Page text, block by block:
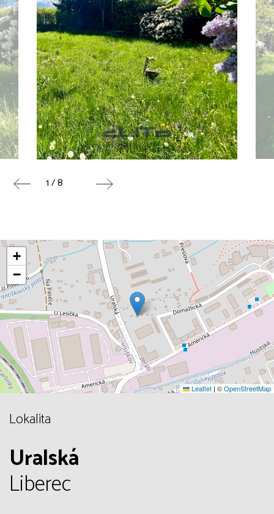
1 / 8
+
−
Leaflet | ©OpenStreetMap
Lokalita
Uralská
Liberec